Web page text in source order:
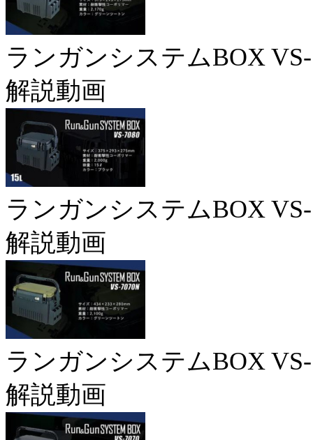
ランガンシステムBOX
解説動画
ランガンシステムBOX
解説動画
ランガンシステムBOX
解説動画